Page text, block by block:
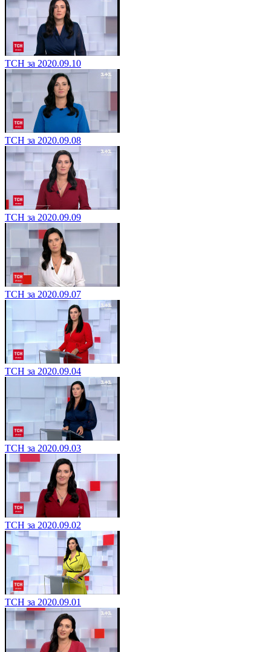
ТСН за 2020.09.10
ТСН за 2020.09.08
ТСН за 2020.09.09
ТСН за 2020.09.07
ТСН за 2020.09.04
ТСН за 2020.09.03
ТСН за 2020.09.02
ТСН за 2020.09.01